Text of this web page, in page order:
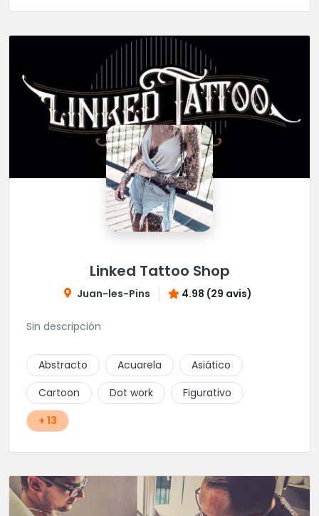
Linked Tattoo Shop
Juan-les-Pins 4.98 (29 avis)
Sin descripción
Abstracto Acuarela
Asiático
Cartoon
Dot work
Figurativo
+ 13